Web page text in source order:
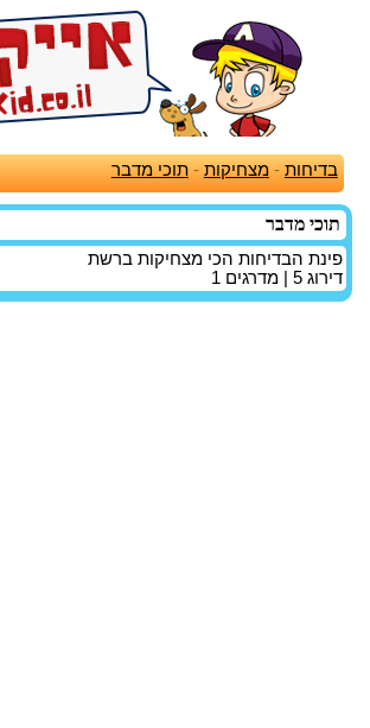
בדיחות -מצחיקות -תוכי מדבר
תוכי מדבר
פינת הבדיחות הכי מצחיקות ברשת
דירוג 5 | מדרגים 1